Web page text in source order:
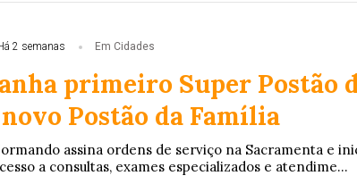
2 semanas Em Cidades
primeiro Super Postão
Postão da Família
assina ordens de serviço na Sacramenta e
a consultas, exames especializados e atendime...